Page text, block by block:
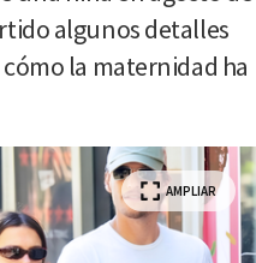
algunos detalles
la maternidad ha
AMPLIAR